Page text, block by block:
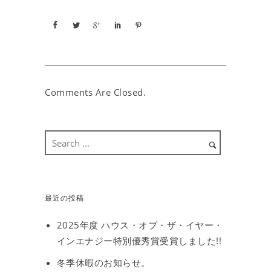
Comments Are Closed.
最近の投稿
2025年度 ハウス・オブ・ザ・イヤー・
インエナジー特別優秀賞受賞しました!!
冬季休暇のお知らせ。